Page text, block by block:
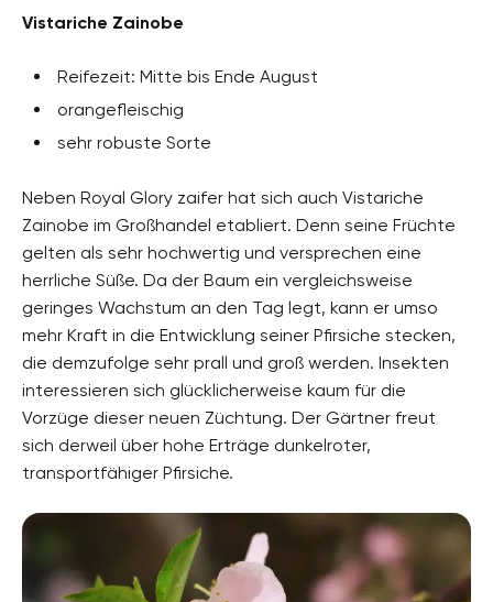
Vistariche Zainobe
Reifezeit: Mitte bis Ende August
orangefleischig
sehr robuste Sorte
Neben Royal Glory zaifer hat sich auch Vistariche
Zainobe im Großhandel etabliert. Denn seine Früchte
gelten als sehr hochwertig und versprechen eine
herrliche Süße. Da der Baum ein vergleichsweise
geringes Wachstum an den Tag legt, kann er umso
mehr Kraft in die Entwicklung seiner Pfirsiche stecken,
die demzufolge sehr prall und groß werden. Insekten
interessieren sich glücklicherweise kaum für die
Vorzüge dieser neuen Züchtung. Der Gärtner freut
sich derweil über hohe Erträge dunkelroter,
transportfähiger Pfirsiche.